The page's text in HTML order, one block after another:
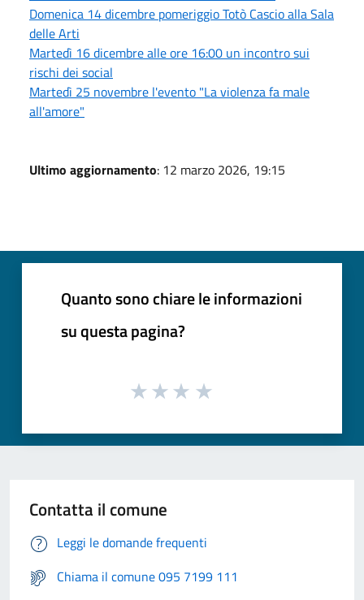
Domenica 14 dicembre pomeriggio Totò Cascio alla Sala
delle Arti
Martedì 16 dicembre alle ore 16:00 un incontro sui
rischi dei social
Martedì 25 novembre l'evento "La violenza fa male
all'amore"
Ultimo aggiornamento: 12 marzo 2026, 19:15
Quanto sono chiare le informazioni
su questa pagina?
Contatta il comune
Leggi le domande frequenti
Chiama il comune 095 7199 111